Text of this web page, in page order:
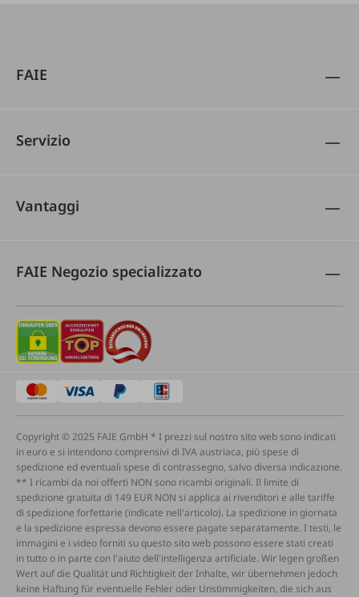
FAIE
Servizio
Vantaggi
FAIE Negozio specializzato
Copyright © 2025 FAIE GmbH * I prezzi sul nostro sito web sono indicati
in euro e si intendono comprensivi di IVA austriaca, più spese di
spedizione ed eventuali spese di contrassegno, salvo diversa indicazione.
** I ricambi da noi offerti NON sono ricambi originali. Il limite di
spedizione gratuita di 149 EUR NON si applica ai rivenditori e alle tariffe
di spedizione forfettarie (indicate nell'articolo). La spedizione in giornata
e la spedizione espressa devono essere pagate separatamente. I testi, le
immagini e i video forniti su questo sito web possono essere stati creati
in tutto o in parte con l'aiuto dell'intelligenza artificiale. Wir legen großen
Wert auf die Qualität und Richtigkeit der Inhalte, wir übernehmen jedoch
keine Haftung für eventuelle Fehler oder Unstimmigkeiten, die sich aus